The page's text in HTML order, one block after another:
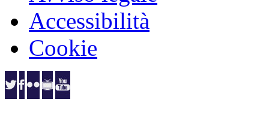
Accessibilità
Cookie